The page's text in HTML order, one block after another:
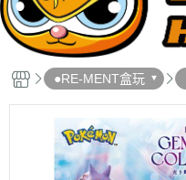
●RE-MENT盒玩